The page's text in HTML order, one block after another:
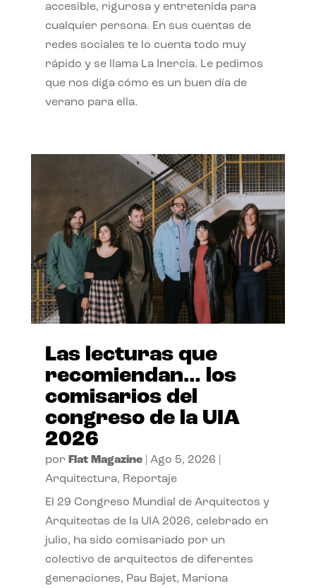
accesible, rigurosa y entretenida para
cualquier persona. En sus cuentas de
redes sociales te lo cuenta todo muy
rápido y se llama La Inercia. Le pedimos
que nos diga cómo es un buen día de
verano para ella.
Las lecturas que
recomiendan… los
comisarios del
congreso de la UIA
2026
por Flat Magazine| Ago 5, 2026
Arquitectura, Reportaje
El 29 Congreso Mundial de Arquitectos y
Arquitectas de la UIA 2026, celebrado en
julio, ha sido comisariado por un
colectivo de arquitectos de diferentes
generaciones, Pau Bajet, Mariona